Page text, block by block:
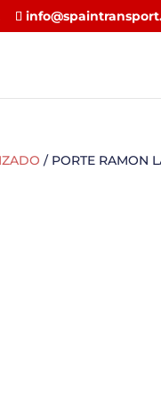
/ PORTE RAMON